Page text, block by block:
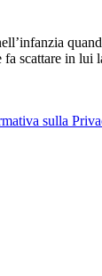
fa scattare in lui
sulla